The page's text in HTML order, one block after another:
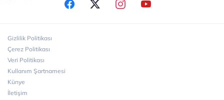
Gizlilik Politikası
Çerez Politikası
Veri Politikası
Kullanım Şartnamesi
Künye
İletişim